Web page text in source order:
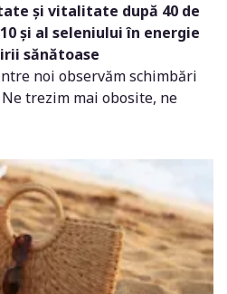
și vitalitate după 40 de
și al seleniului în energie
sănătoase
noi observăm schimbări
trezim mai obosite, ne